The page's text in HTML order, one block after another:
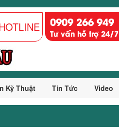
0909 266 949
Tư vấn hỗ trợ 24/7
Kỹ Thuật Tin Tức Video